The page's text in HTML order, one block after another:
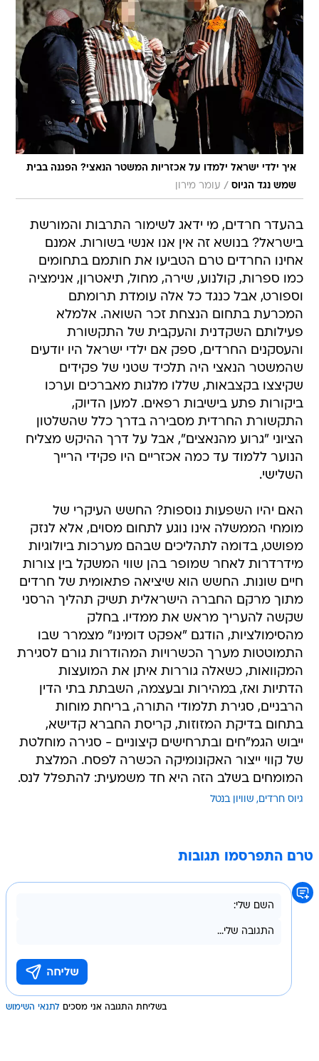
איך ילדי ישראל ילמדו על אכזריות המשטר הנאצי? הפגנה בבית
שמש נגד הגיוס / עומר מירון
בהעדר חרדים, מי ידאג לשימור התרבות והמורשת
בישראל? בנושא זה אין אנו אנשי בשורות. אמנם
אחינו החרדים טרם הטביעו את חותמם בתחומים
כמו ספרות, קולנוע, שירה, מחול, תיאטרון, אנימציה
וספורט, אבל כנגד כל אלה עומדת תרומתם
המכרעת בתחום הנצחת זכר השואה. אלמלא
פעילותם השקדנית והעקבית של התקשורת
והעסקנים החרדים, ספק אם ילדי ישראל היו יודעים
שהמשטר הנאצי היה תלכיד שטני של פקידים
שקיצצו בקצבאות, שללו מלגות מאברכים וערכו
ביקורות פתע בישיבות רפאים. למען הדיוק,
התקשורת החרדית מסבירה בדרך כלל שהשלטון
הציוני "גרוע מהנאצים", אבל על דרך ההיקש מצליח
הנוער ללמוד עד כמה אכזריים היו פקידי הרייך
השלישי.
האם יהיו השפעות נוספות? החשש העיקרי של
מומחי הממשלה אינו נוגע לתחום מסוים, אלא לנזק
מפושט, בדומה לתהליכים שבהם מערכות ביולוגיות
מידרדרות לאחר שמופר בהן שווי המשקל בין צורות
חיים שונות. החשש הוא שיציאה פתאומית של חרדים
מתוך מרקם החברה הישראלית תשיק תהליך הרסני
שקשה להעריך מראש את ממדיו. בחלק
מהסימולציות, הודגם "אפקט דומינו" מצמרר שבו
התמוטטות מערך הכשרויות המהודרות גורם לסגירת
המקוואות, כשאלה גוררות איתן את המועצות
הדתיות ואז, במהירות ובעצמה, השבתת בתי הדין
הרבניים, סגירת תלמודי התורה, בריחת מוחות
בתחום בדיקת המזוזות, קריסת החברא קדישא,
ייבוש הגמ"חים ובתרחישים קיצוניים - סגירה מוחלטת
של קווי ייצור האקונומיקה הכשרה לפסח. המלצת
המומחים בשלב הזה היא חד משמעית: להתפלל לנס.
גיוס חרדים שוויון בנטל
טרם התפרסמו תגובות
בשליחת התגובה אני מסכים לתנאי השימוש